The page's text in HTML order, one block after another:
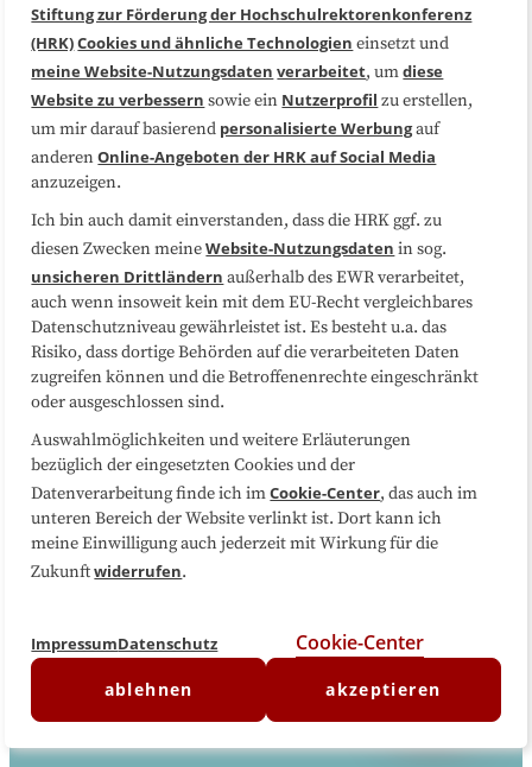
Jetzt lesen
Hamburg
Die größte deutsche Hafenstadt mit viel Flair und
attraktiven Angeboten zur Weiterbildung.
Jetzt lesen
Stiftung zur Förderung der Hochschulrektorenkonferenz
(HRK)Cookies und ähnliche Technologien einsetzt und
meine Website-Nutzungsdaten verarbeitet, umdiese
Website zu verbessern sowie ein Nutzerprofil zu erstellen,
um mir darauf basierend personalisierte Werbungauf
anderenOnline-Angeboten der HRK auf Social Media
anzuzeigen.
Ich bin auch damit einverstanden, dass die HRK ggf. zu
diesen Zwecken meineWebsite-Nutzungsdaten in sog.
unsicheren Drittländern außerhalb des EWR verarbeitet,
auch wenn insoweit kein mit dem EU-Recht vergleichbares
Datenschutzniveau gewährleistet ist. Es besteht u.a. das
Risiko, dass dortige Behörden auf die verarbeiteten Daten
zugreifen können und die Betroffenenrechte eingeschränkt
oder ausgeschlossen sind.
Auswahlmöglichkeiten und weitere Erläuterungen
bezüglich der eingesetzten Cookies und der
Datenverarbeitung finde ich imCookie-Center, das auch im
unteren Bereich der Website verlinkt ist. Dort kann ich
meine Einwilligung auch jederzeit mit Wirkung für die
Zukunftwiderrufen.
ImpressumDatenschutz Cookie-Center
ablehnen akzeptieren